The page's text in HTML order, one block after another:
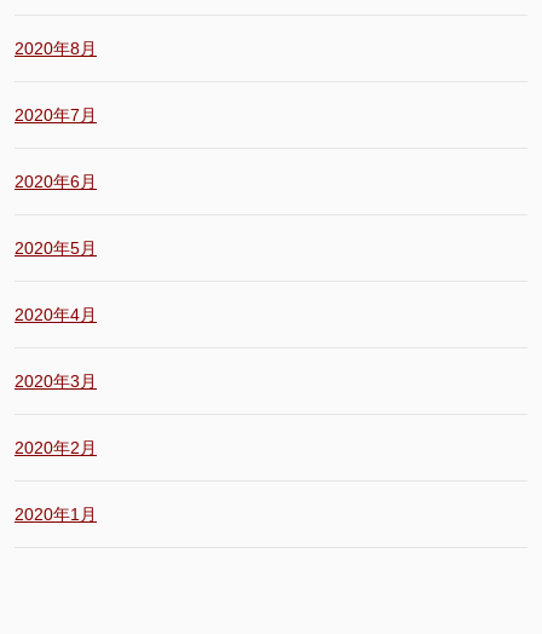
2020年8月
2020年7月
2020年6月
2020年5月
2020年4月
2020年3月
2020年2月
2020年1月